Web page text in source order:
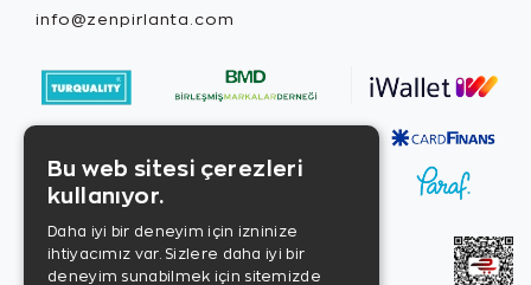
info@zenpirlanta.com
Bu web sitesi çerezleri
kullanıyor.
Daha iyi bir deneyim için izninize
ihtiyacımız var. Sizlere daha iyi bir
deneyim sunabilmek için sitemizde